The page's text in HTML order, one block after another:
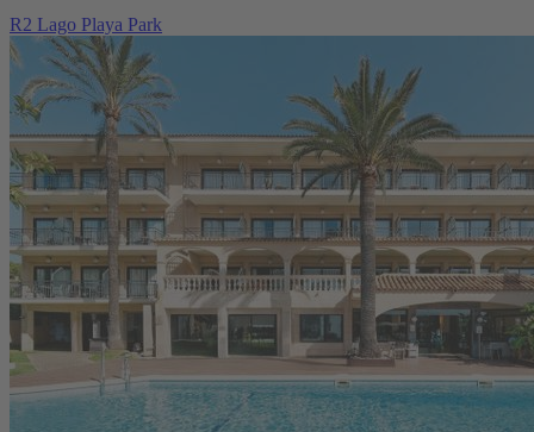
R2 Lago Playa Park